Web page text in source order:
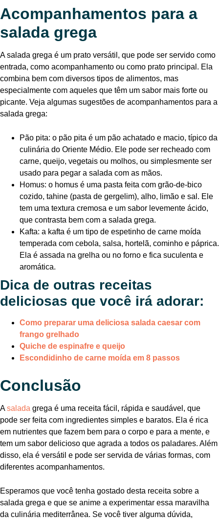
Acompanhamentos para a
salada grega
A salada grega é um prato versátil, que pode ser servido como
entrada, como acompanhamento ou como prato principal. Ela
combina bem com diversos tipos de alimentos, mas
especialmente com aqueles que têm um sabor mais forte ou
picante. Veja algumas sugestões de acompanhamentos para a
salada grega:
Pão pita: o pão pita é um pão achatado e macio, típico da
culinária do Oriente Médio. Ele pode ser recheado com
carne, queijo, vegetais ou molhos, ou simplesmente ser
usado para pegar a salada com as mãos.
Homus: o homus é uma pasta feita com grão-de-bico
cozido, tahine (pasta de gergelim), alho, limão e sal. Ele
tem uma textura cremosa e um sabor levemente ácido,
que contrasta bem com a salada grega.
Kafta: a kafta é um tipo de espetinho de carne moída
temperada com cebola, salsa, hortelã, cominho e páprica.
Ela é assada na grelha ou no forno e fica suculenta e
aromática.
Dica de outras receitas
deliciosas que você irá adorar:
Como preparar uma deliciosa salada caesar com
frango grelhado
Quiche de espinafre e queijo
Escondidinho de carne moída em 8 passos
Conclusão
Asalada grega é uma receita fácil, rápida e saudável, que
pode ser feita com ingredientes simples e baratos. Ela é rica
em nutrientes que fazem bem para o corpo e para a mente, e
tem um sabor delicioso que agrada a todos os paladares. Além
disso, ela é versátil e pode ser servida de várias formas, com
diferentes acompanhamentos.
Esperamos que você tenha gostado desta receita sobre a
salada grega e que se anime a experimentar essa maravilha
da culinária mediterrânea. Se você tiver alguma dúvida,